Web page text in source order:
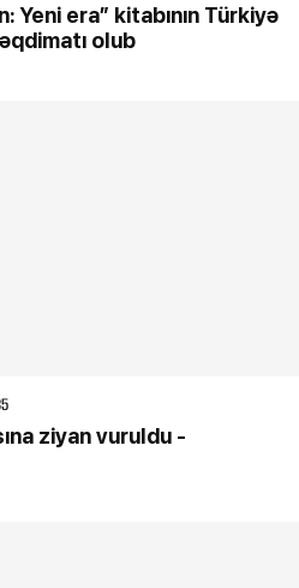
Yeni era” kitabının Türkiyə
olub
ziyan vuruldu -